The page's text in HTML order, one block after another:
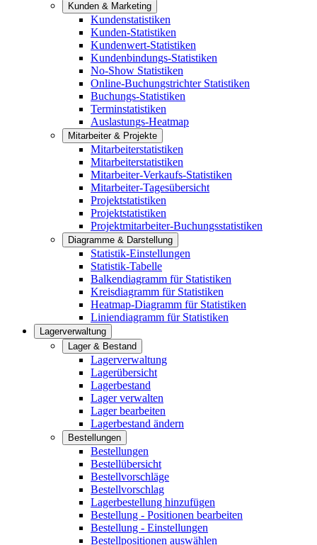
Kunden & Marketing
Kundenstatistiken
Kunden-Statistiken
Kundenwert-Statistiken
Kundenbindungs-Statistiken
No-Show Statistiken
Online-Buchungstrichter Statistiken
Buchungs-Statistiken
Terminstatistiken
Auslastungs-Heatmap
Mitarbeiter & Projekte
Mitarbeiterstatistiken
Mitarbeiterstatistiken
Mitarbeiter-Verkaufs-Statistiken
Mitarbeiter-Tagesübersicht
Projektstatistiken
Projektstatistiken
Projektmitarbeiter-Buchungsstatistiken
Diagramme & Darstellung
Statistik-Einstellungen
Statistik-Tabelle
Balkendiagramm für Statistiken
Kreisdiagramm für Statistiken
Heatmap-Diagramm für Statistiken
Liniendiagramm für Statistiken
Lagerverwaltung
Lager & Bestand
Lagerverwaltung
Lagerübersicht
Lagerbestand
Lager verwalten
Lager bearbeiten
Lagerbestand ändern
Bestellungen
Bestellungen
Bestellübersicht
Bestellvorschläge
Bestellvorschlag
Lagerbestellung hinzufügen
Bestellung - Positionen bearbeiten
Bestellung - Einstellungen
Bestellpositionen auswählen